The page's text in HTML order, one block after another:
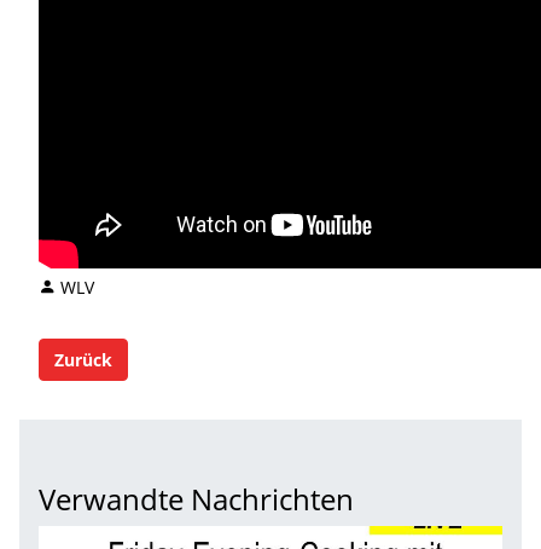
WLV
Zurück
Verwandte Nachrichten